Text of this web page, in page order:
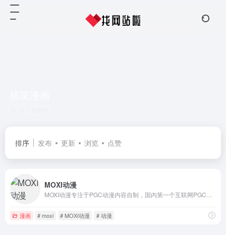
排序 发布 更新 浏览 点赞
MOXI动漫
漫画 # moxi # MOXI动漫 # 动漫